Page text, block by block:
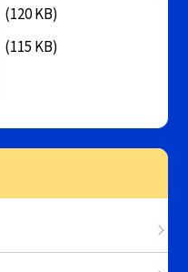
(120 KB)
(115 KB)